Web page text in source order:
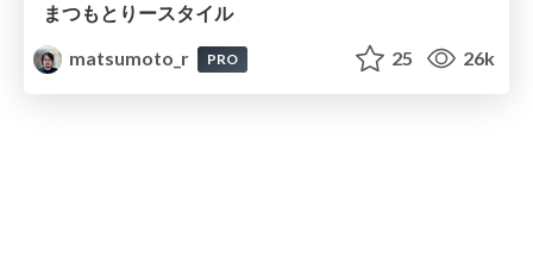
まつもとりースタイル
matsumoto_r
PRO 25 26k